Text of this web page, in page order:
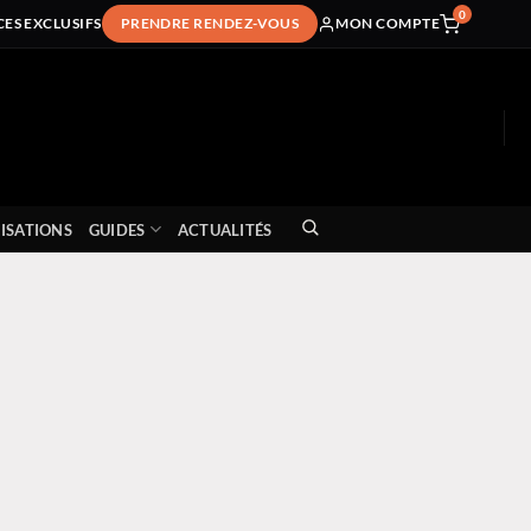
EXCLUSIFS PRENDRE RENDEZ-VOUS MON COMPTE
0
GUIDES ACTUALITÉS